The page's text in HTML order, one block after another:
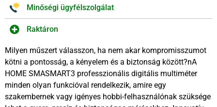
Minőségi ügyfélszolgálat
Raktáron
Milyen műszert válasszon, ha nem akar kompromisszumot
kötni a pontosság, a kényelem és a biztonság között?nA
HOME SMASMART3 professzionális digitális multiméter
minden olyan funkcióval rendelkezik, amire egy
szakembernek vagy igényes hobbi-felhasználónak szüksége